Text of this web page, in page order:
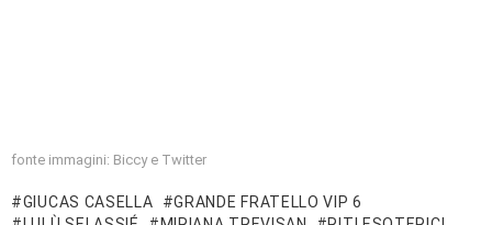
fonte immagini: Biccy e Twitter
GIUCAS CASELLA
GRANDE FRATELLO VIP 6